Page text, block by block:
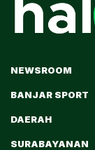
NEWSROOM
BANJAR SPORT
DAERAH
SURABAYANAN